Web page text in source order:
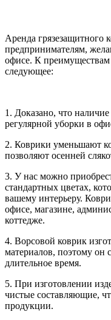
Аренда грязезащитного
предпринимателям,
офисе. К преимуществам
следующее:
1. Доказано, что
регулярной уборки в
2. Коврики уменьшают
позволяют осенней
3. У нас можно
стандартных цветах,
вашему интерьеру.
офисе, магазине,
коттедже.
4. Ворсовой коврик
материалов, поэтому он
длительное время.
5. При изготовлении
чистые составляющие,
продукции.